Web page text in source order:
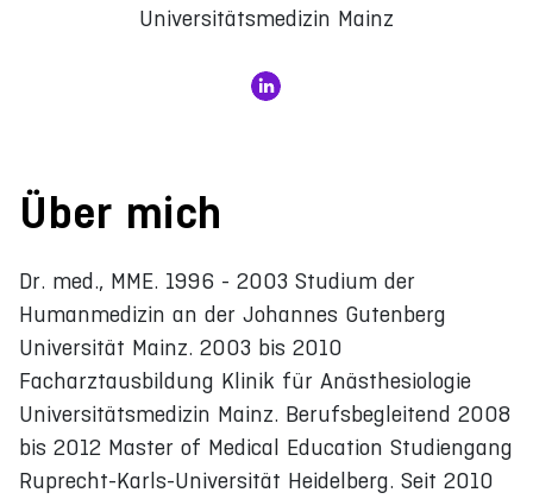
Universitätsmedizin Mainz
Über mich
Dr. med., MME. 1996 - 2003 Studium der
Humanmedizin an der Johannes Gutenberg
Universität Mainz. 2003 bis 2010
Facharztausbildung Klinik für Anästhesiologie
Universitätsmedizin Mainz. Berufsbegleitend 2008
bis 2012 Master of Medical Education Studiengang
Ruprecht-Karls-Universität Heidelberg. Seit 2010